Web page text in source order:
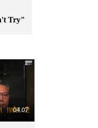
04.07